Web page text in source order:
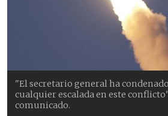
"El secretario general ha
cualquier escalada en este
comunicado.